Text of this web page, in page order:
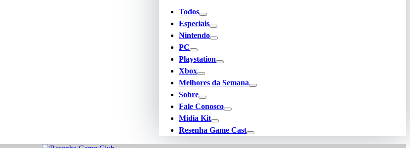
Todos
Especiais
Nintendo
PC
Playstation
Xbox
Melhores da Semana
Sobre
Fale Conosco
Midia Kit
Resenha Game Cast